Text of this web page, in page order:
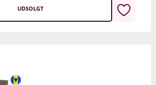
UDSOLGT